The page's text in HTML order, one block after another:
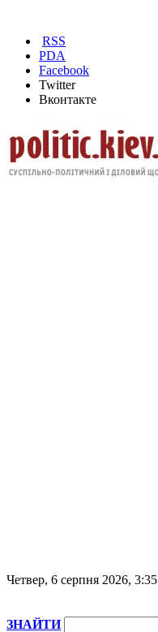
RSS
PDA
Facebook
Twitter
Вконтакте
Четвер, 6 серпня 2026, 3:35
ЗНАЙТИ